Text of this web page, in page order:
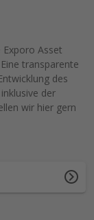
Asset
transparente
des
der
wir hier gern